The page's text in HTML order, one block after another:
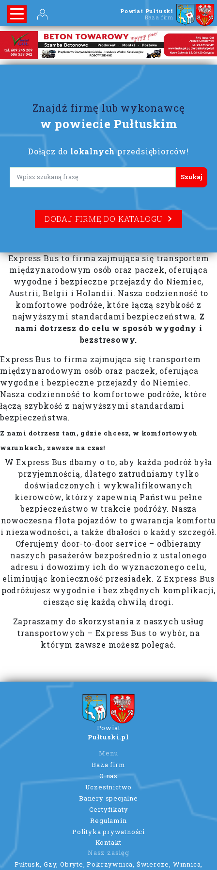
Powiat Pułtuski
Baza firm
Znajdź firmę lub wykonawcę
w powiecie Pułtuskim
Dołącz do lokalnych przedsiębiorców!
Lorem ipsum
DODAJ FIRMĘ DO KATALOGU
Express Bus to firma zajmująca się transportem
międzynarodowym osób oraz paczek, oferująca
wygodne i bezpieczne przejazdy do Niemiec,
Austrii, Belgii i Holandii. Nasza codzienność to
komfortowe podróże, które łączą szybkość z
najwyższymi standardami bezpieczeństwa. Z
nami dotrzesz do celu w sposób wygodny i
bezstresowy.
Express Bus to firma zajmująca się transportem
międzynarodowym osób oraz paczek, oferująca
wygodne i bezpieczne przejazdy do Niemiec.
Nasza codzienność to komfortowe podróże, które
łączą szybkość z najwyższymi standardami
bezpieczeństwa.
Z nami dotrzesz tam, gdzie chcesz, w komfortowych
warunkach, zawsze na czas!
W Express Bus dbamy o to, aby każda podróż była
przyjemnością, dlatego zatrudniamy tylko
doświadczonych i wykwalifikowanych
kierowców, którzy zapewnią Państwu pełne
bezpieczeństwo w trakcie podróży. Nasza
nowoczesna flota pojazdów to gwarancja komfortu
i niezawodności, a także dbałości o każdy szczegół.
Oferujemy door-to-door service – odbieramy
naszych pasażerów bezpośrednio z ustalonego
adresu i dowozimy ich do wyznaczonego celu,
eliminując konieczność przesiadek. Z Express Bus
podróżujesz wygodnie i bez zbędnych komplikacji,
ciesząc się każdą chwilą drogi.
Zapraszamy do skorzystania z naszych usług
transportowych – Express Bus to wybór, na
którym zawsze możesz polegać.
Powiat
Pułtuski.pl
Menu
Baza firm
O nas
Uczestnictwo
Banery specjalne
Certyfikaty
Regulamin
Polityka prywatności
Kontakt
Nasz zasięg
Pułtusk, Gzy, Obryte, Pokrzywnica, Świercze, Winnica,